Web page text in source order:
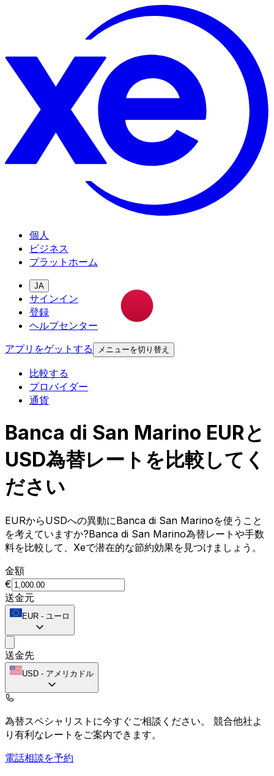
個人
ビジネス
プラットホーム
JA
サインイン
登録
ヘルプセンター
アプリをゲットする
メニューを切り替え
比較する
プロバイダー
通貨
Banca di San Marino EURと
USD為替レートを比較してく
ださい
EURからUSDへの異動にBanca di San Marinoを使うこと
を考えていますか?Banca di San Marino為替レートや手数
料を比較して、Xeで潜在的な節約効果を見つけましょう。
金額
€
送金元
EUR - ユーロ
送金先
USD - アメリカドル
為替スペシャリストに今すぐご相談ください。 競合他社よ
り有利なレートをご案内できます。
電話相談を予約